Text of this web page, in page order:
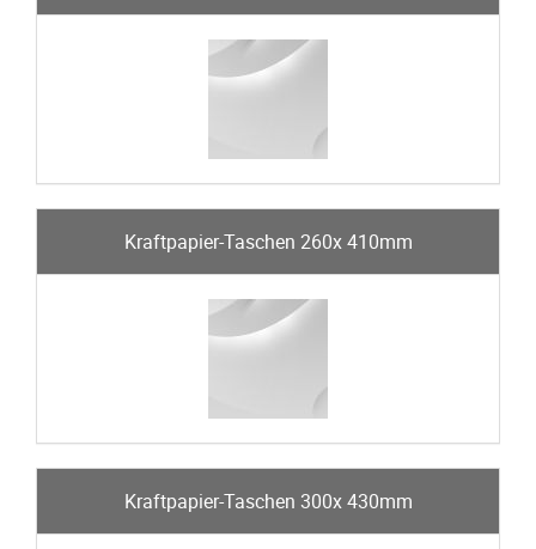
Kraftpapier-Taschen 260x 410mm
Kraftpapier-Taschen 300x 430mm